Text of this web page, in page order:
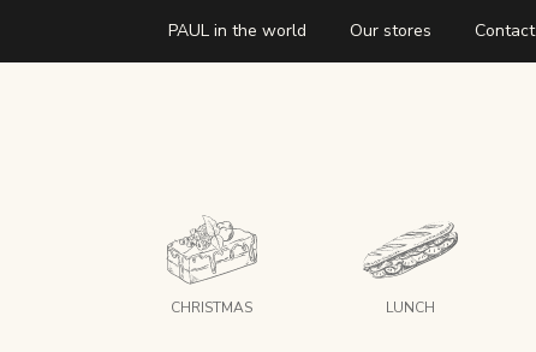
PAUL in the world Our stores Contact
CHRISTMAS LUNCH